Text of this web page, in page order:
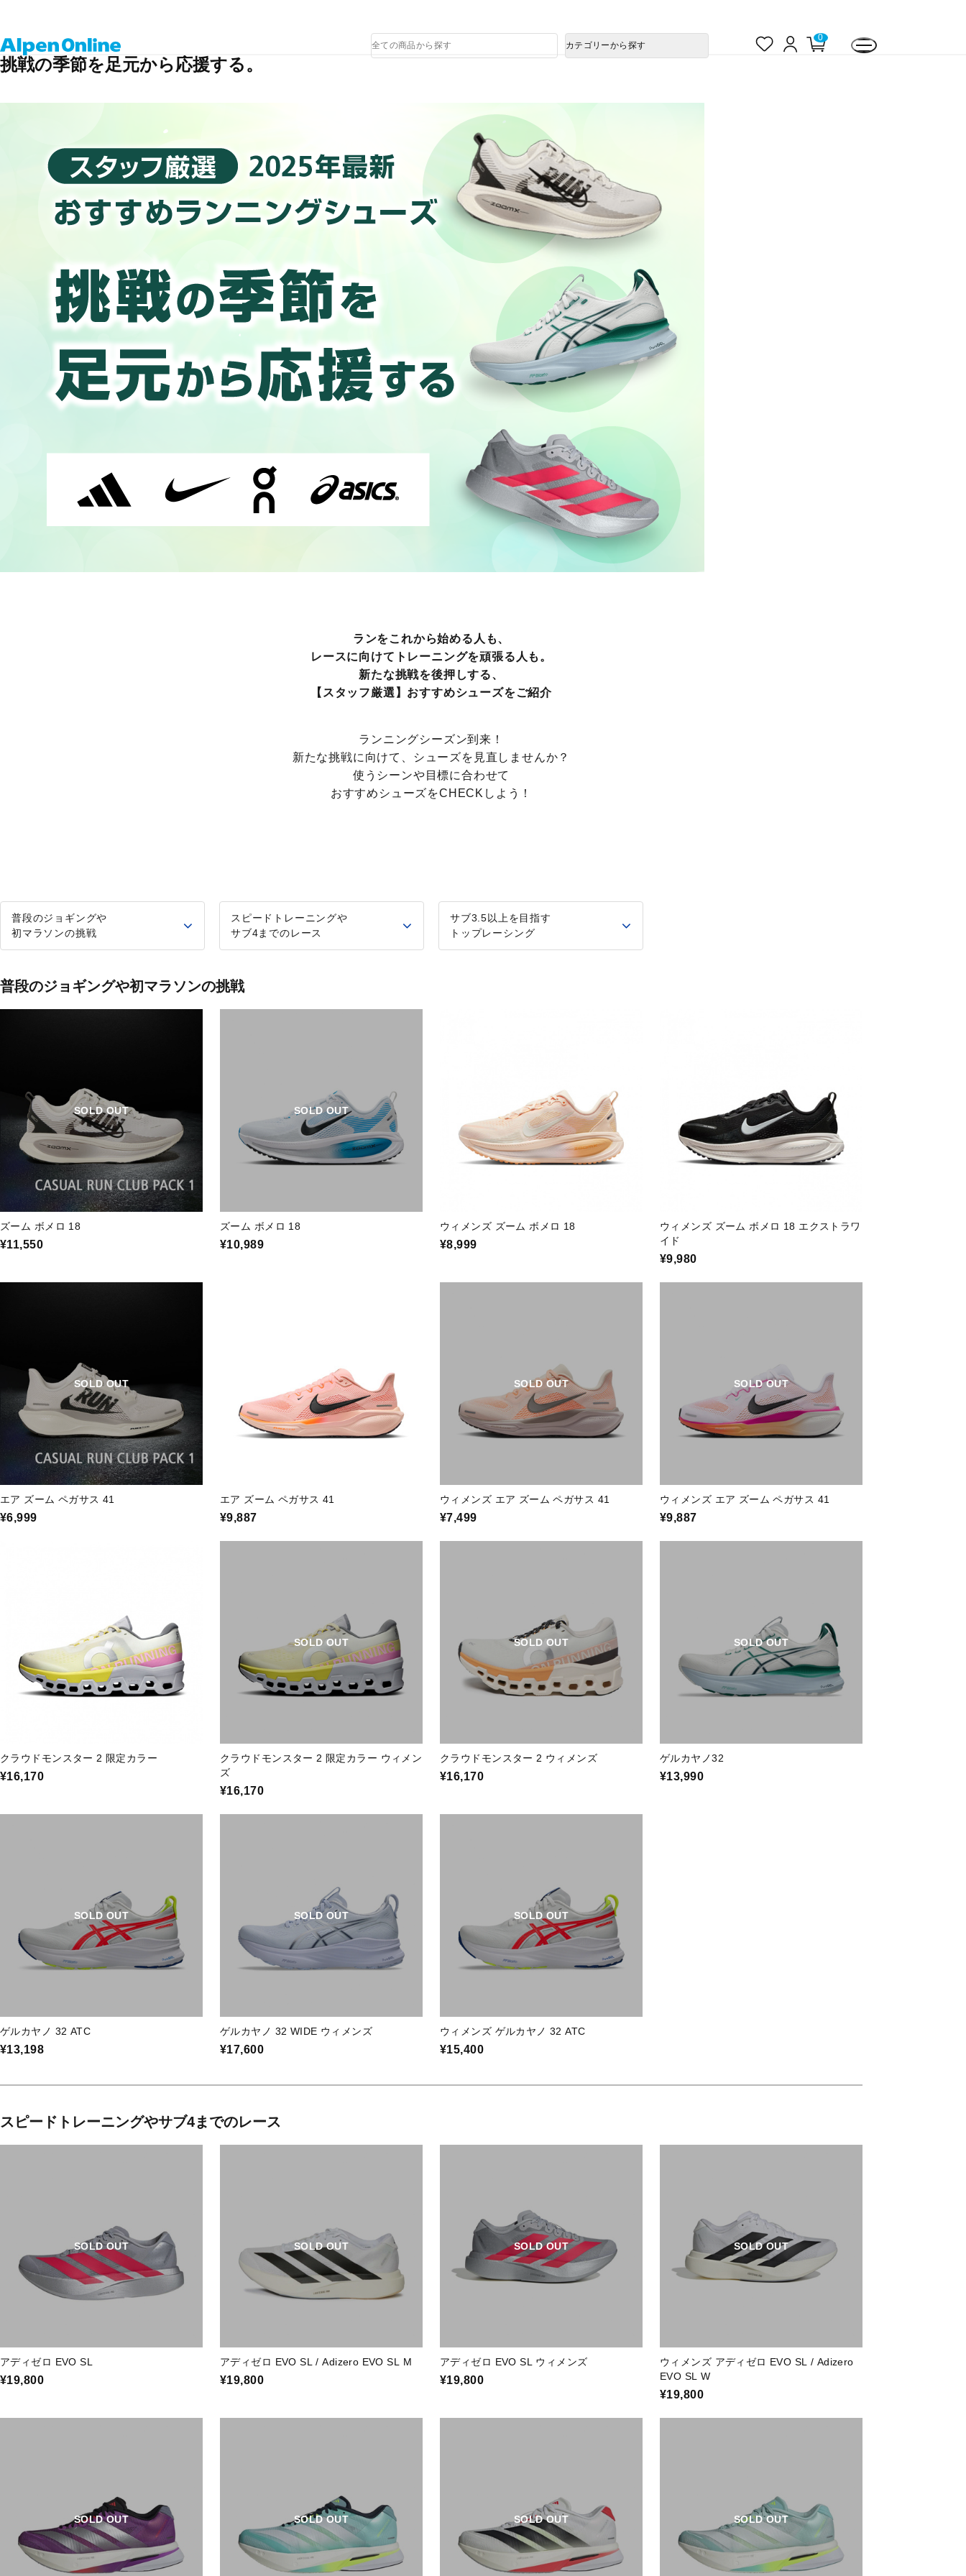
Alpen
Online
気
ロ
0
商
品
索
カテゴリーから探す
挑戦の季節を足元から応援する。
ランをこれから始める人も、
レースに向けてトレーニングを頑張る人も。
新たな挑戦を後押しする、
【スタッフ厳選】おすすめシューズをご紹介
ランニングシーズン到来！
新たな挑戦に向けて、シューズを見直しませんか？
使うシーンや目標に合わせて
おすすめシューズをCHECKしよう！
普段のジョギングや
初マラソンの挑戦
スピードトレーニングや
サブ4までのレース
サブ3.5以上を目指す
トップレーシング
普段のジョギングや初マラソンの挑戦
SOLD OUT
ズーム ボメロ 18
¥11,550
SOLD OUT
ズーム ボメロ 18
¥10,989
ウィメンズ ズーム ボメロ 18
¥8,999
ウィメンズ ズーム ボメロ 18 エクストラワ
イド
¥9,980
SOLD OUT
エア ズーム ペガサス 41
¥6,999
エア ズーム ペガサス 41
¥9,887
SOLD OUT
ウィメンズ エア ズーム ペガサス 41
¥7,499
SOLD OUT
ウィメンズ エア ズーム ペガサス 41
¥9,887
クラウドモンスター 2 限定カラー
¥16,170
SOLD OUT
クラウドモンスター 2 限定カラー ウィメン
ズ
¥16,170
SOLD OUT
クラウドモンスター 2 ウィメンズ
¥16,170
SOLD OUT
ゲルカヤノ32
¥13,990
SOLD OUT
ゲルカヤノ 32 ATC
¥13,198
SOLD OUT
ゲルカヤノ 32 WIDE ウィメンズ
¥17,600
SOLD OUT
ウィメンズ ゲルカヤノ 32 ATC
¥15,400
スピードトレーニングやサブ4までのレース
SOLD OUT
アディゼロ EVO SL
¥19,800
SOLD OUT
アディゼロ EVO SL / Adizero EVO SL M
¥19,800
SOLD OUT
アディゼロ EVO SL ウィメンズ
¥19,800
SOLD OUT
ウィメンズ アディゼロ EVO SL / Adizero
EVO SL W
¥19,800
SOLD OUT SOLD OUT SOLD OUT SOLD OUT